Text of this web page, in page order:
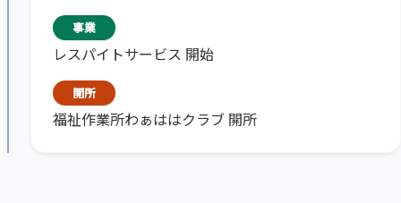
事業
レスパイトサービス 開始
開所
福祉作業所わぁははクラブ 開所